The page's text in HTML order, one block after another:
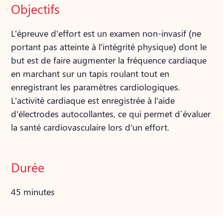
Objectifs
L’épreuve d’effort est un examen non-invasif (ne
portant pas atteinte à l’intégrité physique) dont le
but est de faire augmenter la fréquence cardiaque
en marchant sur un tapis roulant tout en
enregistrant les paramètres cardiologiques.
L’activité cardiaque est enregistrée à l’aide
d’électrodes autocollantes, ce qui permet d`évaluer
la santé cardiovasculaire lors d’un effort.
Durée
45 minutes